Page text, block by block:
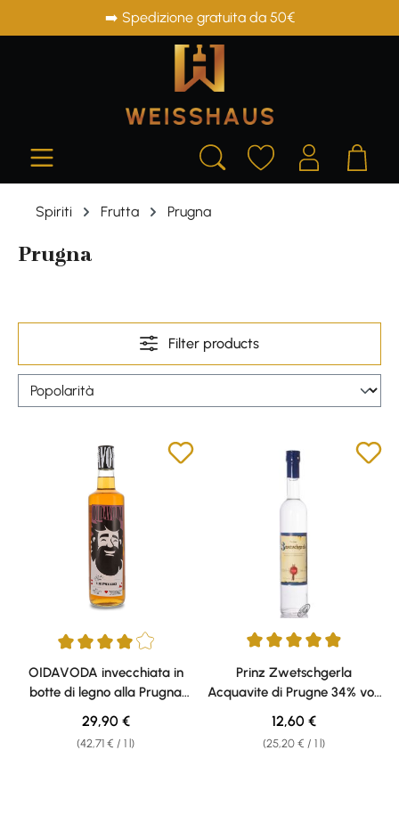
➡️ Spedizione gratuita da 50€
Spiriti Frutta Prugna
Prugna
Filter products
Average rating of 4 out of 5 stars
OIDAVODA invecchiata in
botte di legno alla Prugna
38% vol. 0,70l
(42,71 € / 1 l)
Regular price:
29,90 €
Average rating of 4.92 out of 5
Prinz Zwetschgerla
Acquavite di Prugne 34% vol.
0,50l
(25,20 € / 1 l)
Regular price:
12,60 €